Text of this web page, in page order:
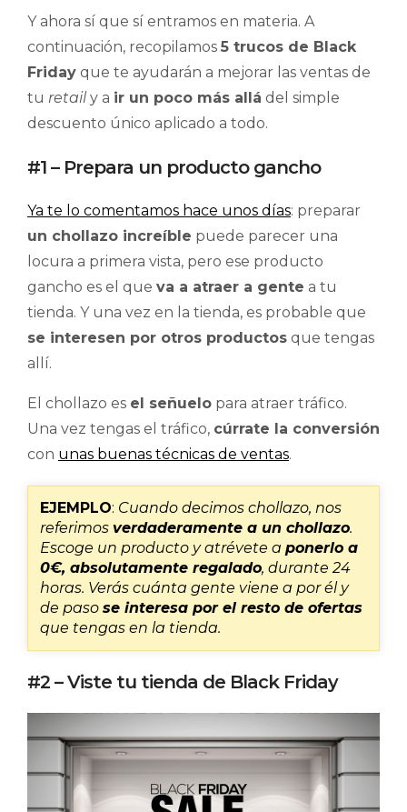
Y ahora sí que sí entramos en materia. A
continuación, recopilamos 5 trucos de Black
Friday que te ayudarán a mejorar las ventas de
tu retaily a ir un poco más allá del simple
descuento único aplicado a todo.
#1 – Prepara un producto gancho
Ya te lo comentamos hace unos días: preparar
un chollazo increíble puede parecer una
locura a primera vista, pero ese producto
gancho es el que va a atraer a gente a tu
tienda. Y una vez en la tienda, es probable que
se interesen por otros productos que tengas
allí.
El chollazo es el señuelo para atraer tráfico.
Una vez tengas el tráfico, cúrrate la conversión
con unas buenas técnicas de ventas.
EJEMPLO: Cuando decimos chollazo, nos
referimos verdaderamente a un chollazo.
Escoge un producto y atrévete a ponerlo a
0€, absolutamente regalado, durante 24
horas. Verás cuánta gente viene a por él y
de paso se interesa por el resto de ofertas
que tengas en la tienda.
#2 – Viste tu tienda de Black Friday